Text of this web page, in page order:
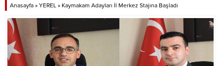
Anasayfa » YEREL » Kaymakam Adayları İl Merkez Stajına Başladı